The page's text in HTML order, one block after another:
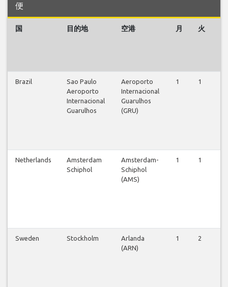
便
国 目的地 空港 月 火
Brazil
Sao Paulo
Aeroporto
Internacional
Guarulhos
Aeroporto
Internacional
Guarulhos
(GRU)
1 1
Netherlands
Amsterdam
Schiphol
Amsterdam-
Schiphol
(AMS)
1 1
Sweden Stockholm
Arlanda
(ARN)
1 2